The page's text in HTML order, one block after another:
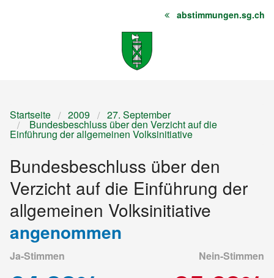
Startseite
Sitemap abstimmungen.sg.ch
Startseite 2009 27. September
Bundesbeschluss über den Verzicht auf die
Einführung der allgemeinen Volksinitiative
Bundesbeschluss über den
Verzicht auf die Einführung der
allgemeinen Volksinitiative
angenommen
Ja-Stimmen Nein-Stimmen